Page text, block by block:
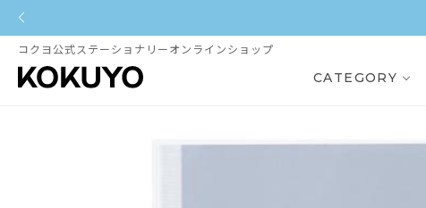
コクヨ公式ステーショナリーオンラインショップ
CATEGORY